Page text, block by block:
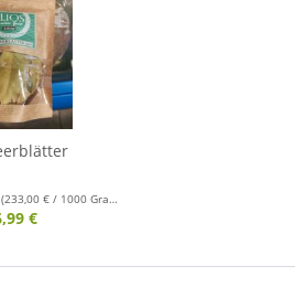
(233,00 € / 1000 Gramm)
€